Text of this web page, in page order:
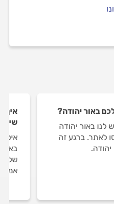
באור יהודה?
לנו באור יהודה
לאתר. ברגע זה
איך